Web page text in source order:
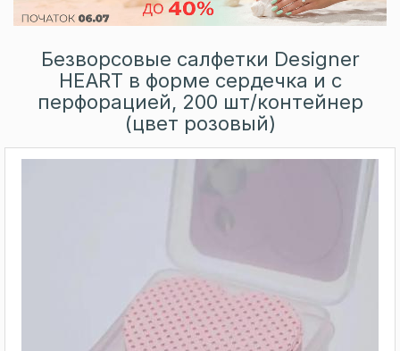
Безворсовые салфетки Designer
HEART в форме сердечка и с
перфорацией, 200 шт/контейнер
(цвет розовый)